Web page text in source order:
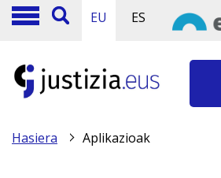
EU ES
Hasiera Aplikazioak